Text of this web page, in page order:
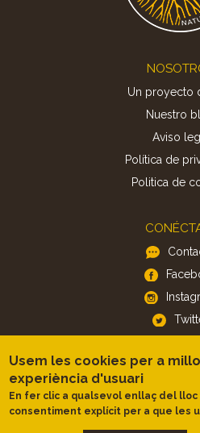
Un proyecto
Nuestro
Aviso
Política de
Politica de
APP
iOS
Usem les cookies per a
experiència d'usuari
En fer clic a qualsevol enllaç del
consentiment explícit per a que les